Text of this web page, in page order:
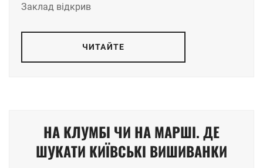
Заклад відкрив
ЧИТАЙТЕ
НА КЛУМБІ ЧИ НА МАРШІ. ДЕ
ШУКАТИ КИЇВСЬКІ ВИШИВАНКИ